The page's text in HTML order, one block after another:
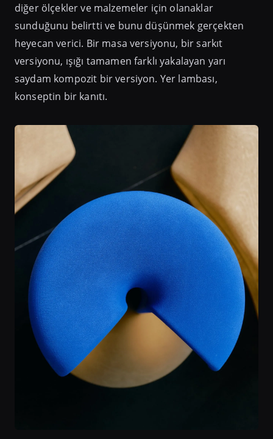
diğer ölçekler ve malzemeler için olanaklar
sunduğunu belirtti ve bunu düşünmek gerçekten
heyecan verici. Bir masa versiyonu, bir sarkıt
versiyonu, ışığı tamamen farklı yakalayan yarı
saydam kompozit bir versiyon. Yer lambası,
konseptin bir kanıtı.